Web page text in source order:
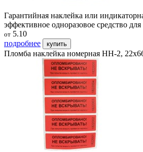
Гарантийная наклейка или
эффективное одноразовое средство для
от 5.10
подробнее
купить
Пломба наклейка номерная НН-2,